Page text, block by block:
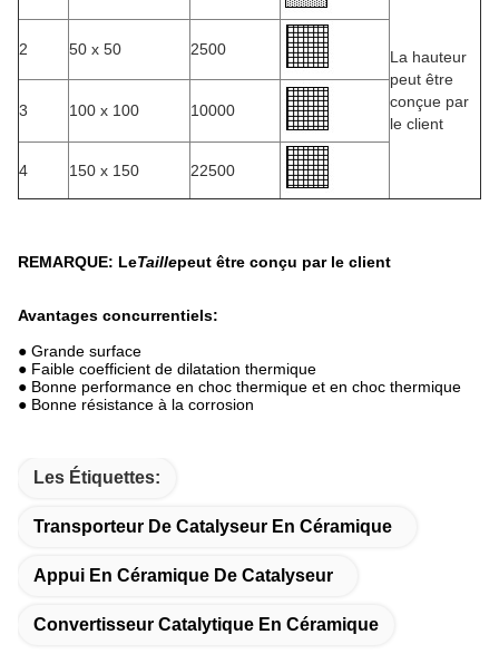
La hauteur
peut être
conçue par
le client
2 50 x 50 2500
3 100 x 100 10000
4 150 x 150 22500
REMARQUE: LeTaillepeut être conçu par le client
Avantages concurrentiels:
● Grande surface
● Faible coefficient de dilatation thermique
● Bonne performance en choc thermique et en choc thermique
● Bonne résistance à la corrosion
Les Étiquettes:
Transporteur De Catalyseur En Céramique
Appui En Céramique De Catalyseur
Convertisseur Catalytique En Céramique